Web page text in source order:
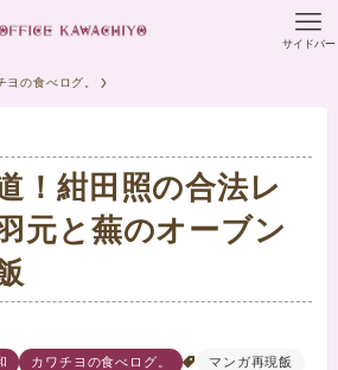
サイドバー
ヨの食べログ。
！紺田照の合法レ
元と蕪のオーブン
カワチヨの食べログ。 マンガ再現飯